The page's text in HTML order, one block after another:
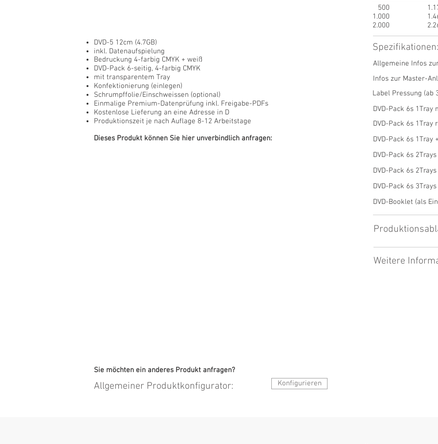
DVD-5 12cm (4.7GB)
inkl. Datenaufspielung
Bedruckung 4-farbig CMYK + weiß
DVD-Pack 6-seitig, 4-farbig CMYK
mit transparentem Tray
Konfektionierung (einlegen)
Schrumpffolie/Einschweissen (optional)
Einmalige Premium-Datenprüfung inkl. Freigabe-PDFs
Kostenlose Lieferung an eine Adresse in D
Produktionszeit je nach Auflage 8-12 Arbeitstage
Dieses Produkt können Sie hier unverbindlich anfragen:
500
1.000
2.000
Spezifikationen:
Allgemeine Infos
Infos zur Master-
Label Pressung (ab
DVD-Pack 6s 1Tray
DVD-Pack 6s 1Tray
DVD-Pack 6s 1Tray
DVD-Pack 6s
DVD-Pack 6s
DVD-Pack 6s 3Trays
DVD-Booklet (als
Weitere
Sie möchten ein anderes Produkt anfragen?
Allgemeiner Produktkonfigurator: Konfigurieren